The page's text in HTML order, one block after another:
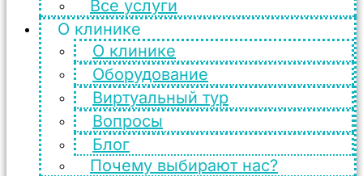
Все услуги
О клинике
О клинике
Оборудование
Виртуальный тур
Вопросы
Блог
Почему выбирают нас?